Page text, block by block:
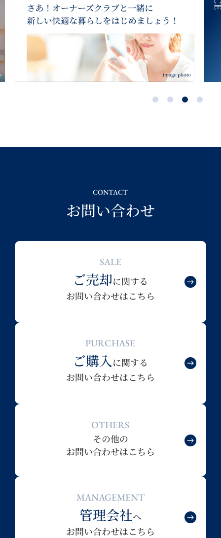
CONTACT
お問い合わせ
SALE
ご売却に関する
お問い合わせはこちら
PURCHASE
ご購入に関する
お問い合わせはこちら
OTHERS
その他の
お問い合わせはこちら
MANAGEMENT
管理会社へ
お問い合わせはこちら